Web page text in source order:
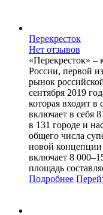
Перекресток
Нет отзывов
«Перекресток» –
России, первой
рынок
сентября 2019
которая входит
включает в себя
в 131 городе и
общего числа
новой концепции
включает 8
площадь
Подробнее